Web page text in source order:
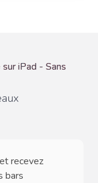
recevez
bars